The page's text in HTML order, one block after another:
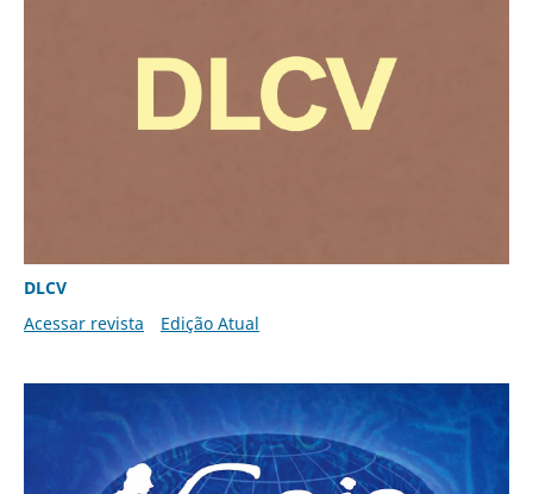
DLCV
Acessar revista
Edição Atual